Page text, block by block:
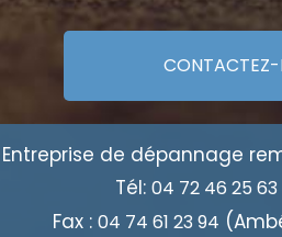
CONTACTEZ-
Entreprise de dépannage
Tél: 04 72 46 25 63
Fax : 04 74 61 23 94